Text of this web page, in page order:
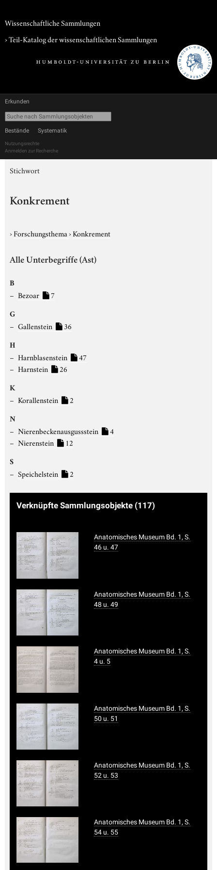
Wissenschaftliche Sammlungen
› Teil-Katalog der wissenschaftlichen Sammlungen
Erkunden
Bestände Systematik
Nutzungsrechte
Anmelden zur Recherche
Stichwort
Konkrement
›Forschungsthema›Konkrement
Alle Unterbegriffe (Ast)
B
Bezoar 7
G
Gallenstein 36
H
Harnblasenstein
47
Harnstein
26
K
Korallenstein 2
N
Nierenbeckenausgussstein
4
Nierenstein
12
S
Speichelstein 2
Verknüpfte Sammlungsobjekte (117)
Anatomisches Museum Bd. 1, S.
46 u. 47
Anatomisches Museum Bd. 1, S.
48 u. 49
Anatomisches Museum Bd. 1, S.
4 u. 5
Anatomisches Museum Bd. 1, S.
50 u. 51
Anatomisches Museum Bd. 1, S.
52 u. 53
Anatomisches Museum Bd. 1, S.
54 u. 55